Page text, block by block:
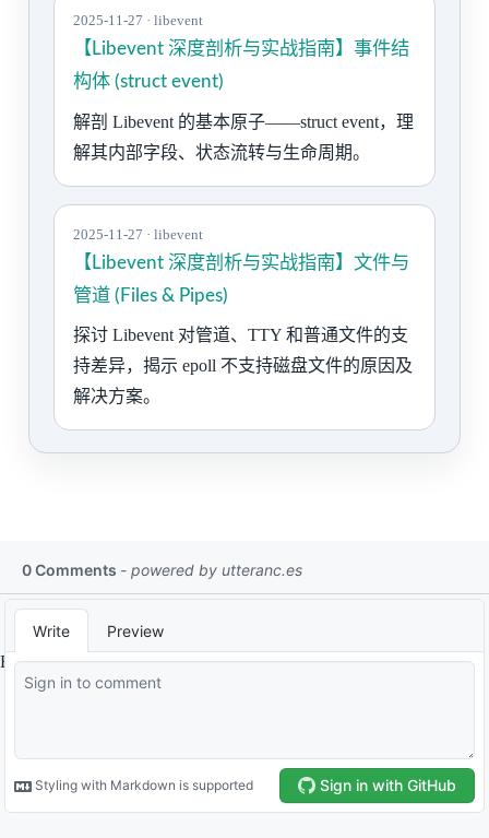
2025-11-27 · libevent
【Libevent 深度剖析与实战指南】事件结
构体 (struct event)
解剖 Libevent 的基本原子——struct event，理
解其内部字段、状态流转与生命周期。
2025-11-27 · libevent
【Libevent 深度剖析与实战指南】文件与
管道 (Files & Pipes)
探讨 Libevent 对管道、TTY 和普通文件的支
持差异，揭示 epoll 不支持磁盘文件的原因及
解决方案。
ByLiao Tonglang.